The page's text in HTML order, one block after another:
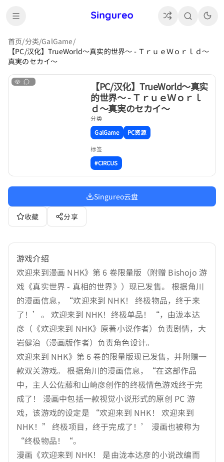
首页/分类/GalGame/
【PC/汉化】TrueWorld～真实的世界～ - ＴｒｕｅＷｏｒｌｄ～
真実のセカイ～
【PC/汉化】TrueWorld～真实
的世界～ - ＴｒｕｅＷｏｒｌ
ｄ～真実のセカイ～
分类
GalGame
PC资源
标签
#CIRCUS
Singureo云盘
收藏
分享
游戏介绍
欢迎来到漫画 NHK》第 6 卷限量版（附赠 Bishojo 游
戏《真实世界 - 真相的世界》）现已发售。 根据角川
的漫画信息，“欢迎来到 NHK！ 终极物品，终于来
了！’。 欢迎来到 NHK！终极单品！“，由泷本达
彦（《欢迎来到 NHK》原著小说作者）负责剧情，大
岩健治（漫画版作者）负责角色设计。
欢迎来到 NHK》第 6 卷的限量版现已发售，并附赠一
款双关游戏。 根据角川的漫画信息，“在这部作品
中，主人公佐藤和山崎彦创作的终极情色游戏终于完
成了！ 漫画中包括一款视觉小说形式的原创 PC 游
戏，该游戏的设定是 “欢迎来到 NHK！ 欢迎来到
NHK！” 终极项目，终于完成了！’ 漫画也被称为
“终极物品！“。
漫画《欢迎来到 NHK！ 是由泷本达彦的小说改编而